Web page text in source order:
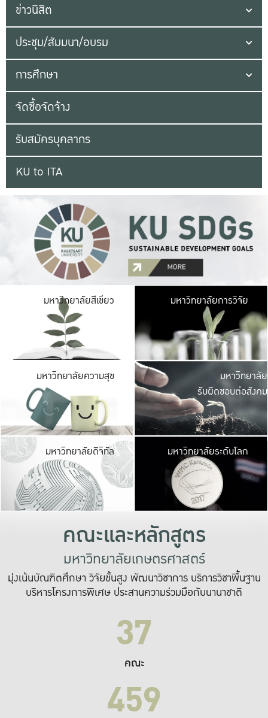
ข่าวนิสิต
ประชุม/สัมมนา/อบรม
การศึกษา
จัดซื้อจัดจ้าง
รับสมัครบุคลากร
KU to ITA
มหาวิทยาลัยสีเขียว มหาวิ
มีพื้นที่เขียวสดใส
เป็นป่าในเมือง เกษต
มหาวิทยาลัยการวิจัย
มหาวิทยาลัยความสุข มหาวิ
ค
เปิดประ
และพบเรื่องราวใ
มหาวิทยาลัย
รับผิดชอบต่อสังคม
มหาวิทยาลัยดิจิทัล มหาวิ
เปลี่ยนแปลง แล
เพื่อทำง
ระบบสารสนเทศ
มหาวิทยาลัยระดับโลก
คณะและหลักสูตร
มหาวิทยาลัยเกษตรศาสตร์
มุ่งเน้นบัณฑิตศึกษา วิจัยขั้นสูง พัฒนาวิชาการ บริการวิชาพื้นฐาน
บริหารโครงการพิเศษ ประสานความร่วมมือกับนานาชาติ
37
คณะ
459